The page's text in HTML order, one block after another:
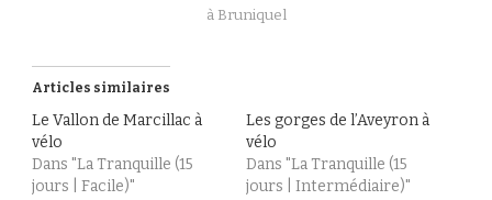
à Bruniquel
Articles similaires
Le Vallon de Marcillac à
vélo
Dans "La Tranquille (15
jours | Facile)"
Les gorges de l’Aveyron à
vélo
Dans "La Tranquille (15
jours | Intermédiaire)"